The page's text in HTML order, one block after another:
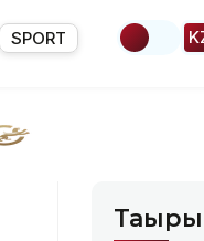
SPORT